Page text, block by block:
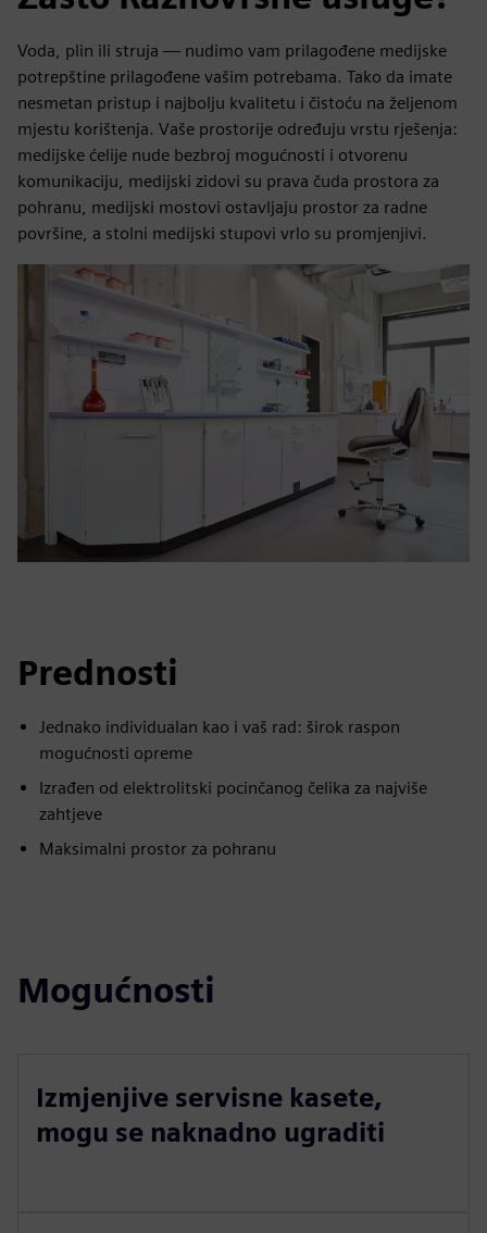
Voda, plin ili struja — nudimo vam prilagođene medijske
potrepštine prilagođene vašim potrebama. Tako da imate
nesmetan pristup i najbolju kvalitetu i čistoću na željenom
mjestu korištenja. Vaše prostorije određuju vrstu rješenja:
medijske ćelije nude bezbroj mogućnosti i otvorenu
komunikaciju, medijski zidovi su prava čuda prostora za
pohranu, medijski mostovi ostavljaju prostor za radne
površine, a stolni medijski stupovi vrlo su promjenjivi.
Prednosti
Jednako individualan kao i vaš rad: širok raspon
mogućnosti opreme
Izrađen od elektrolitski pocinčanog čelika za najviše
zahtjeve
Maksimalni prostor za pohranu
Mogućnosti
Izmjenjive servisne kasete,
mogu se naknadno ugraditi